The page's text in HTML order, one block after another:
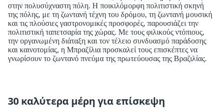
στην πολυσύχναστη πόλη. Η ποικιλόμορφη πολιτιστική σκηνή
της πόλης, με τη ζωντανή τέχνη του δρόμου, τη ζωντανή μουσική
και τις πλούσιες γαστρονομικές προσφορές, παρουσιάζει την
πολιτιστική ταπετσαρία της χώρας. Με τους φιλικούς ντόπιους,
την οργανωμένη διάταξη και τον τέλειο συνδυασμό παράδοσης
και καινοτομίας, η Μπραζίλια προσκαλεί τους επισκέπτες να
γνωρίσουν το ζωντανό πνεύμα της πρωτεύουσας της Βραζιλίας.
30 καλύτερα μέρη για επίσκεψη